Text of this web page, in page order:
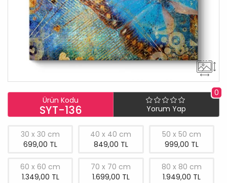
Ürün Kodu
SYT-136
0
Yorum Yap
30 x 30 cm
699,00 TL
40 x 40 cm
849,00 TL
50 x 50 cm
999,00 TL
60 x 60 cm
1.349,00 TL
70 x 70 cm
1.699,00 TL
80 x 80 cm
1.949,00 TL